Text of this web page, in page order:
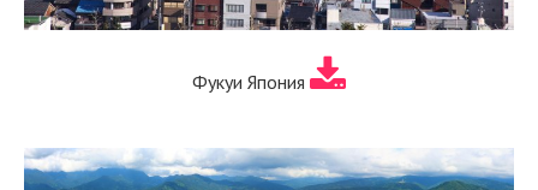
Фукуи Япония